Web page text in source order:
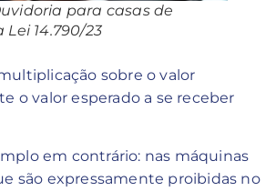
para casas de
14.790/23
sobre o valor
o valor esperado a se receber
em contrário: nas máquinas
são expressamente proibidas no